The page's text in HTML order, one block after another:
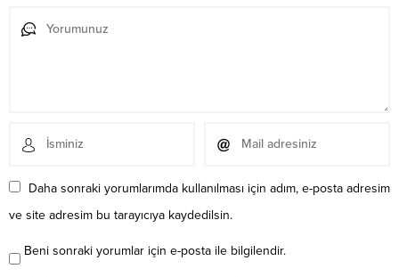
Daha sonraki yorumlarımda kullanılması için adım, e-posta adresim
ve site adresim bu tarayıcıya kaydedilsin.
Beni sonraki yorumlar için e-posta ile bilgilendir.